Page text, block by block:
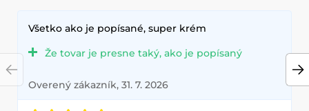
Všetko ako je popísané, super krém
Že tovar je presne taký, ako je popísaný
Overený zákazník, 31. 7. 2026